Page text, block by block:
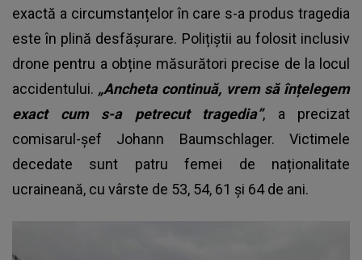
exactă a circumstanțelor în care s-a produs tragedia
este în plină desfășurare. Polițiștii au folosit inclusiv
drone pentru a obține măsurători precise de la locul
accidentului. „Ancheta continuă, vrem să înțelegem
exact cum s-a petrecut tragedia”, a precizat
comisarul-șef Johann Baumschlager. Victimele
decedate sunt patru femei de naționalitate
ucraineană, cu vârste de 53, 54, 61 și 64 de ani.